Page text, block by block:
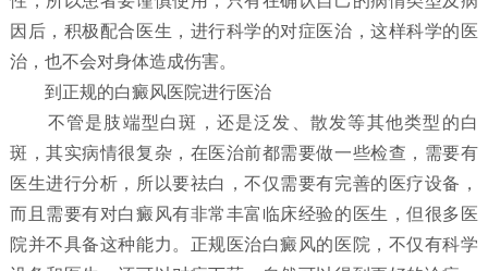
因后，积极配合医生，进行科学的对症医治，这样科学的医
治，也不会对身体造成伤害。
到正规的白癜风医院进行医治
不管是肢端型白斑，还是泛发、散发等其他类型的白
斑，其实病情很复杂，在医治前都需要做一些检查，需要有
医生进行分析，所以要祛白，不仅需要有完善的医疗设备，
而且需要有对白癜风有非常丰富临床经验的医生，但很多医
院并不具备这种能力。正规医治白癜风的医院，不仅有科学